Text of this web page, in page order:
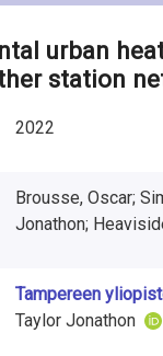
urban
station
2022
Brousse, Oscar;
Jonathon;
Tampereen
Taylor Jonathon